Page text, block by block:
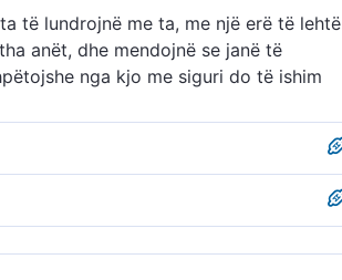
të lundrojnë me ta, me një erë të lehtë
anët, dhe mendojnë se janë të
nga kjo me siguri do të ishim
anije që lundron me ta me erën e
të gjitha anët e mendojnë se do t’i vënë